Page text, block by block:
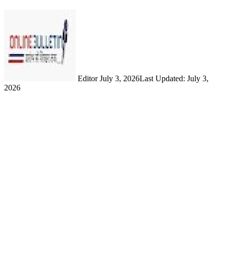
Editor July 3, 2026Last Updated: July 3,
2026